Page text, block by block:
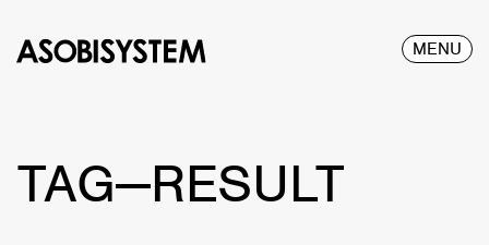
MENU
TAG—RESULT